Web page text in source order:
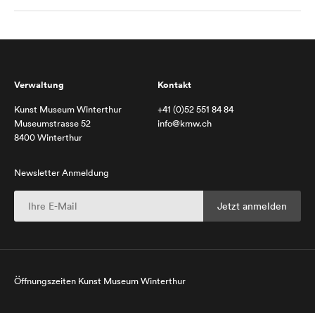
Verwaltung
Kunst Museum Winterthur
Museumstrasse 52
8400 Winterthur
Kontakt
+41 (0)52 551 84 84
info@kmw.ch
Newsletter Anmeldung
Öffnungszeiten Kunst Museum Winterthur